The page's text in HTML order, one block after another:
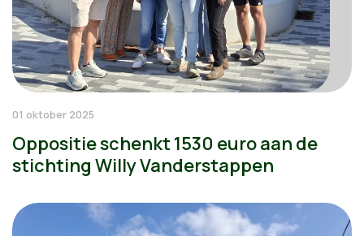
01 oktober 2025
Oppositie schenkt 1530 euro aan de
stichting Willy Vanderstappen